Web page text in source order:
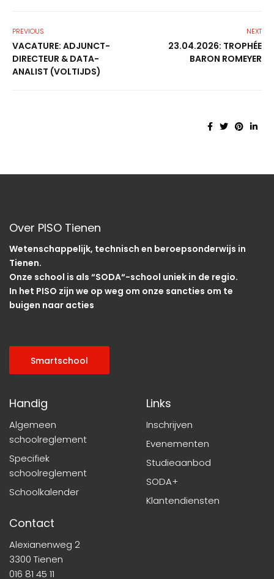
PREVIOUS
VACATURE: ADJUNCT-
DIRECTEUR & DATA-
ANALIST (VOLTIJDS)
NEXT
23.04.2026: TROPHÉE
BARON ROMEYER
Over PISO Tienen
Wetenschappelijk, technisch en beroepsonderwijs in
Tienen.
Onze school is als “SODA“-school uniek in de regio.
In het PISO zijn we op weg om onze sancties om te
buigen naar acties
Smartschool
Handig
Algemeen
schoolreglement
Specifiek
schoolreglement
Schoolkalender
Links
Inschrijven
Evenementen
Studieaanbod
SODA+
Klantendiensten
Contact
Alexianenweg 2
3300 Tienen
016 81 45 11